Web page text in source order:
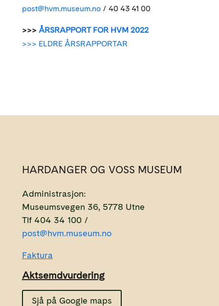
post@hvm.museum.no/ 40 43 41 00
>>> ÅRSRAPPORT FOR HVM 2022
>>> ELDRE ÅRSRAPPORTAR
HARDANGER OG VOSS MUSEUM
Administrasjon:
Museumsvegen 36, 5778 Utne
Tlf 404 34 100 /
post@hvm.museum.no
Faktura
Aktsemdvurdering
Sjå på Google maps